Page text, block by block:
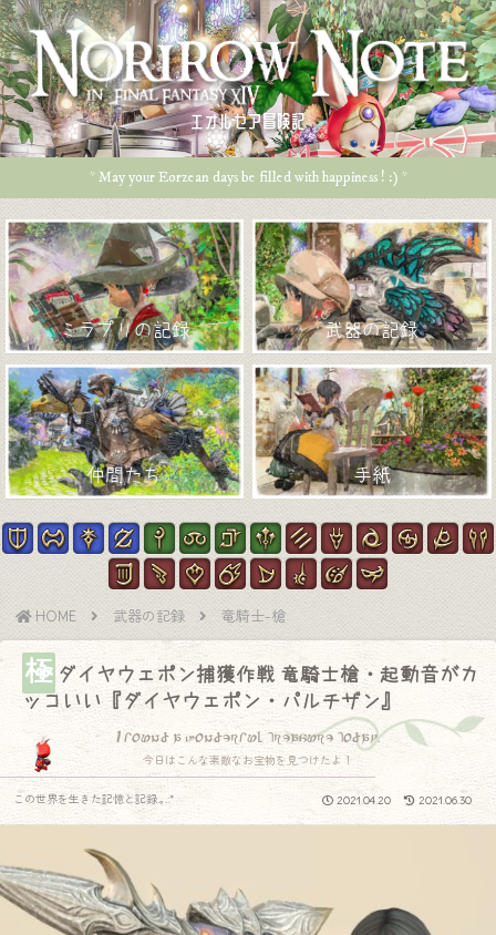
エオルゼア冒険記
* May your Eorzean days be filled with happiness ! :) *
ミラプリの記録 武器の記録
仲間たち 手紙
HOME 武器の記録 竜騎士-槍
極 ダイヤウェポン捕獲作戦 竜騎士槍・起動音がカ
ッコいい『ダイヤウェポン・パルチザン』
I found a wonderful treasure today.
今日はこんな素敵なお宝物を見つけたよ！
2021.04.20 2021.06.30
この世界を生きた記憶と記録.｡.:*